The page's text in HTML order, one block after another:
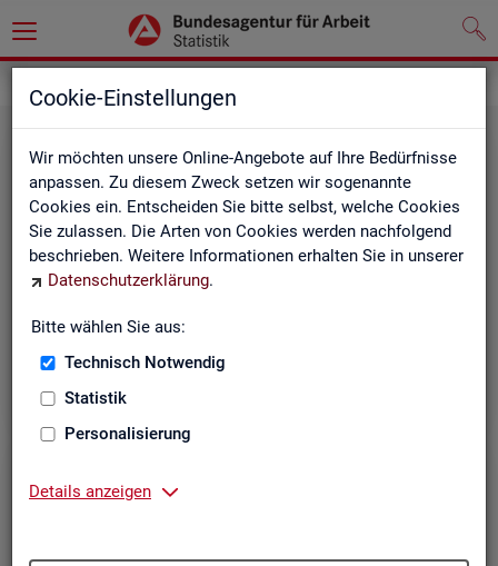
Cookie-Einstellungen
Wir möchten unsere Online-Angebote auf Ihre Bedürfnisse
anpassen. Zu diesem Zweck setzen wir sogenannte
Cookies ein. Entscheiden Sie bitte selbst, welche Cookies
Sie zulassen. Die Arten von Cookies werden nachfolgend
beschrieben. Weitere Informationen erhalten Sie in unserer
Datenschutzerklärung.
Bitte wählen Sie aus:
Technisch Notwendig
Statistik
Personalisierung
Details anzeigen